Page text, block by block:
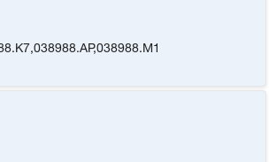
,038988.AP,038988.M1